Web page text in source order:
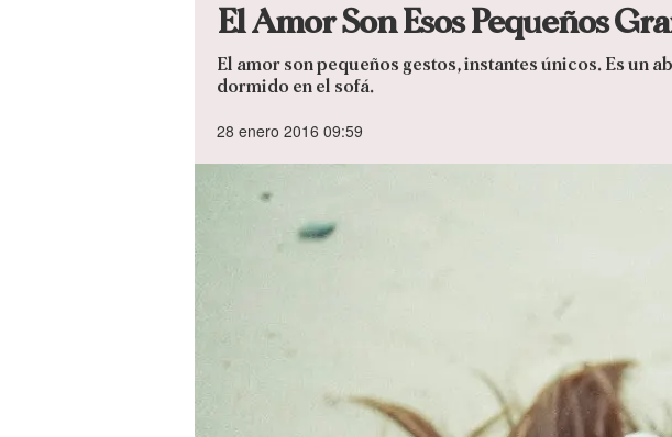
El Amor Son Esos Pequeños
El amor son pequeños gestos, instantes únicos. Es un
dormido en el sofá.
28 enero 2016 09:59